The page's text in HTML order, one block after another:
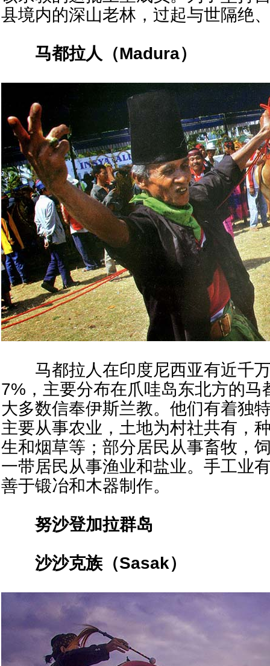
县境内的深山老林，过起与世隔绝
马都拉人（Madura）
马都拉人在印度尼西亚有近千万
7%，主要分布在爪哇岛东北方的
大多数信奉伊斯兰教。他们有着独
主要从事农业，土地为村社共有，
生和烟草等；部分居民从事畜牧，
一带居民从事渔业和盐业。手工业
善于锻冶和木器制作。
努沙登加拉群岛
沙沙克族（Sasak）